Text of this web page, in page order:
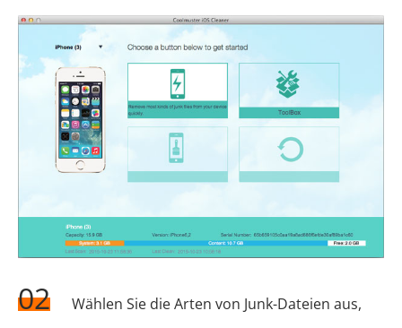
02
Wählen Sie die Arten von Junk-Dateien aus,